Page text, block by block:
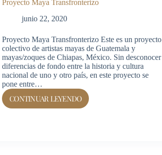
Proyecto Maya Transfronterizo
junio 22, 2020
Proyecto Maya Transfronterizo Este es un proyecto
colectivo de artistas mayas de Guatemala y
mayas/zoques de Chiapas, México. Sin desconocer
diferencias de fondo entre la historia y cultura
nacional de uno y otro país, en este proyecto se
pone entre…
CONTINUAR LEYENDO